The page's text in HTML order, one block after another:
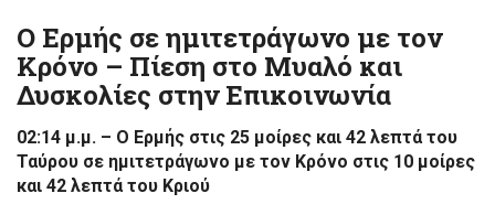
Ο Ερμής σε ημιτετράγωνο με τον
Κρόνο – Πίεση στο Μυαλό και
Δυσκολίες στην Επικοινωνία
02:14 μ.μ. – Ο Ερμής στις 25 μοίρες και 42 λεπτά του
Ταύρου σε ημιτετράγωνο με τον Κρόνο στις 10 μοίρες
και 42 λεπτά του Κριού